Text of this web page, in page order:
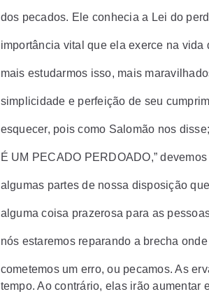
dos pecados. Ele conhecia a Lei do
importância vital que ela exerce na vida
mais estudarmos isso, mais
simplicidade e perfeição de seu
esquecer, pois como Salomão nos
É UM PECADO PERDOADO,”
algumas partes de nossa disposição
alguma coisa prazerosa para as
nós estaremos reparando a brecha
cometemos um erro, ou pecamos. As
tempo. Ao contrário, elas irão aumentar